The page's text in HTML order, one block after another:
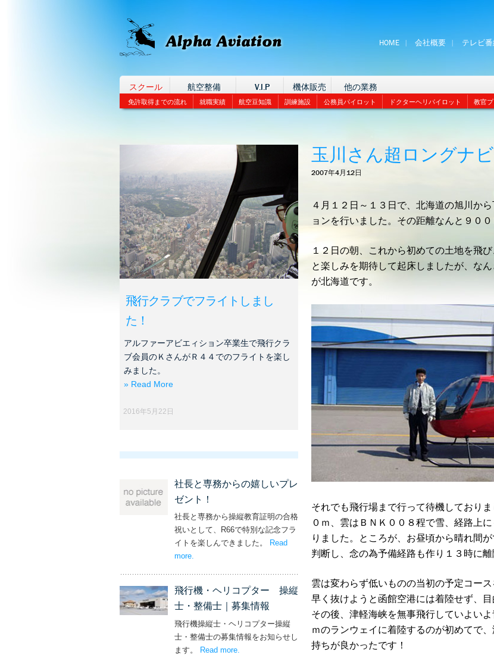
HOME 会社概要 テレビ番
スクール 航空整備 V.I.P 機体販売 他の業務
免許取得までの流れ 就職実績 航空豆知識 訓練施設 公務員パイロット ドクターヘリパイロット 教官
玉川さん超ロングナ
2007年4月12日
４月１２日～１３日で、北海道の旭川か
ョンを行いました。その距離なんと９００
１２日の朝、これから初めての土地を飛
と楽しみを期待して起床しましたが、な
が北海道です。
それでも飛行場まで行って待機しており
０ｍ、雲はＢＮＫ００８程で雪、経路上
りました。ところが、お昼頃から晴れ間
判断し、念の為予備経路も作り１３時に離
雲は変わらず低いものの当初の予定コー
早く抜けようと函館空港には着陸せず、
その後、津軽海峡を無事飛行していよい
ｍのランウェイに着陸するのが初めてで
持ちが良かったです！
飛行クラブでフライトしまし
た！
アルファーアビエィション卒業生で飛行クラ
ブ会員のＫさんがＲ４４でのフライトを楽し
みました。
» Read More
2016年5月22日
社長と専務からの嬉しいプレ
ゼント！
社長と専務から操縦教育証明の合格
祝いとして、R66で特別な記念フラ
イトを楽しんできました。
Read
more– ‘社長と専務からの嬉しいプレゼント！’
.
飛行機・ヘリコプター 操縦
士・整備士｜募集情報
飛行機操縦士・ヘリコプター操縦
士・整備士の募集情報をお知らせし
ます。
Read more – ‘飛行機・ヘリコプター 操縦士・整備士｜募集情報’